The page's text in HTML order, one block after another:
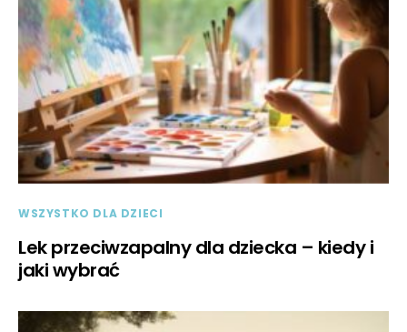
WSZYSTKO DLA DZIECI
Lek przeciwzapalny dla dziecka – kiedy i
jaki wybrać